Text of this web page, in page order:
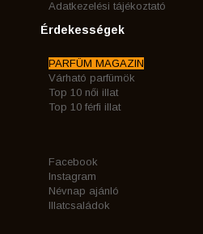
Adatkezelési tájékoztató
Érdekességek
PARFÜM MAGAZIN
Várható parfümök
Top 10 női illat
Top 10 férfi illat
Facebook
Instagram
Névnap ajánló
Illatcsaládok